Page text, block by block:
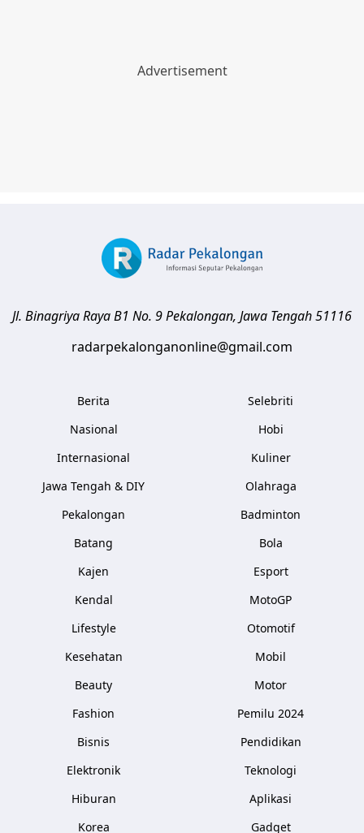
Jl. Binagriya Raya B1 No. 9Pekalongan, Jawa Tengah51116
radarpekalonganonline@gmail.com
Berita
Nasional
Internasional
Jawa Tengah & DIY
Pekalongan
Batang
Kajen
Kendal
Lifestyle
Kesehatan
Beauty
Fashion
Bisnis
Elektronik
Hiburan
Korea
Selebriti
Hobi
Kuliner
Olahraga
Badminton
Bola
Esport
MotoGP
Otomotif
Mobil
Motor
Pemilu 2024
Pendidikan
Teknologi
Aplikasi
Gadget